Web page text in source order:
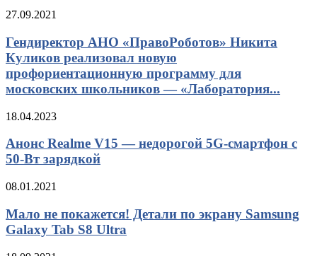
27.09.2021
Гендиректор АНО «ПравоРоботов» Никита
Куликов реализовал новую
профориентационную программу для
московских школьников — «Лаборатория...
18.04.2023
Анонс Realme V15 — недорогой 5G-смартфон с
50-Вт зарядкой
08.01.2021
Мало не покажется! Детали по экрану Samsung
Galaxy Tab S8 Ultra